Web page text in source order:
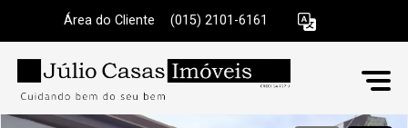
Área do Cliente (015) 2101-6161